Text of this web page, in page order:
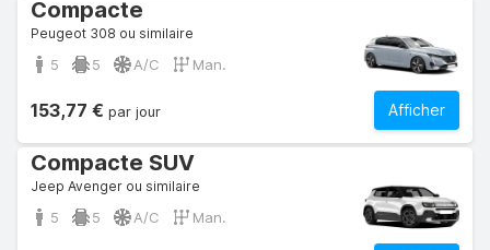
Compacte
Peugeot 308 ou similaire
5 5 A/C Man.
Afficher
153,77 € par jour
Compacte SUV
Jeep Avenger ou similaire
5 5 A/C Man.